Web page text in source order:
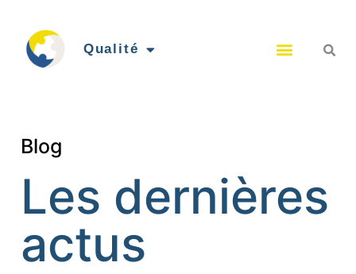
Qualité
Blog
Les dernières
actus